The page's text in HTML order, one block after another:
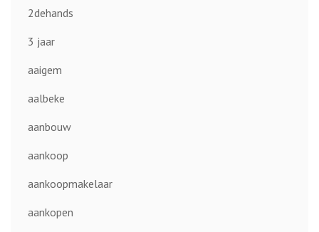
2dehands
3 jaar
aaigem
aalbeke
aanbouw
aankoop
aankoopmakelaar
aankopen